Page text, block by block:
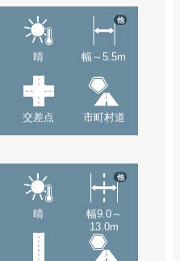
晴 幅～5.5m
他
交差点 市町村道
晴
幅9.0～
13.0m
他